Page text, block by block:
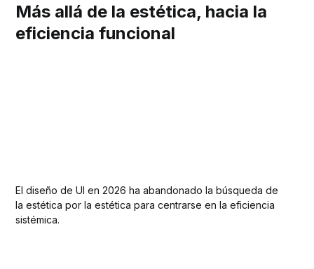
Más allá de la estética, hacia la
eficiencia funcional
El diseño de UI en 2026 ha abandonado la búsqueda de
la estética por la estética para centrarse en la eficiencia
sistémica.